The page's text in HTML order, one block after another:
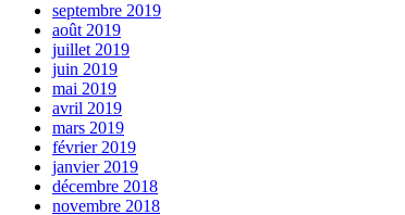
septembre 2019
août 2019
juillet 2019
juin 2019
mai 2019
avril 2019
mars 2019
février 2019
janvier 2019
décembre 2018
novembre 2018